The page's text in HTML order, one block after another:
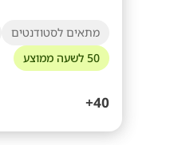
מתאים לסטודנטים
50 לשעה ממוצע
40+